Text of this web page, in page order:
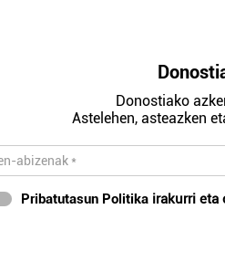
Donostiako
Astelehen, asteazken
Pribatutasun Politika irakurri eta